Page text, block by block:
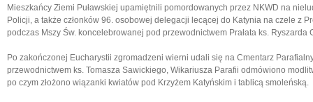
Mieszkańcy Ziemi Puławskiej upamiętnili pomordowanych przez NKWD na
Policji, a także członków 96. osobowej delegacji lecącej do Katynia na czele z
podczas Mszy Św. koncelebrowanej pod przewodnictwem Prałata ks. Ryszarda
Po zakończonej Eucharystii zgromadzeni wierni udali się na Cmentarz
przewodnictwem ks. Tomasza Sawickiego, Wikariusza Parafii odmówiono
po czym złożono wiązanki kwiatów pod Krzyżem Katyńskim i tablicą smoleńską.